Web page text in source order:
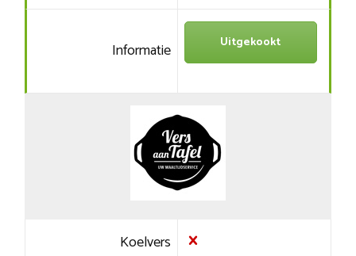
Informatie Uitgekookt
Koelvers